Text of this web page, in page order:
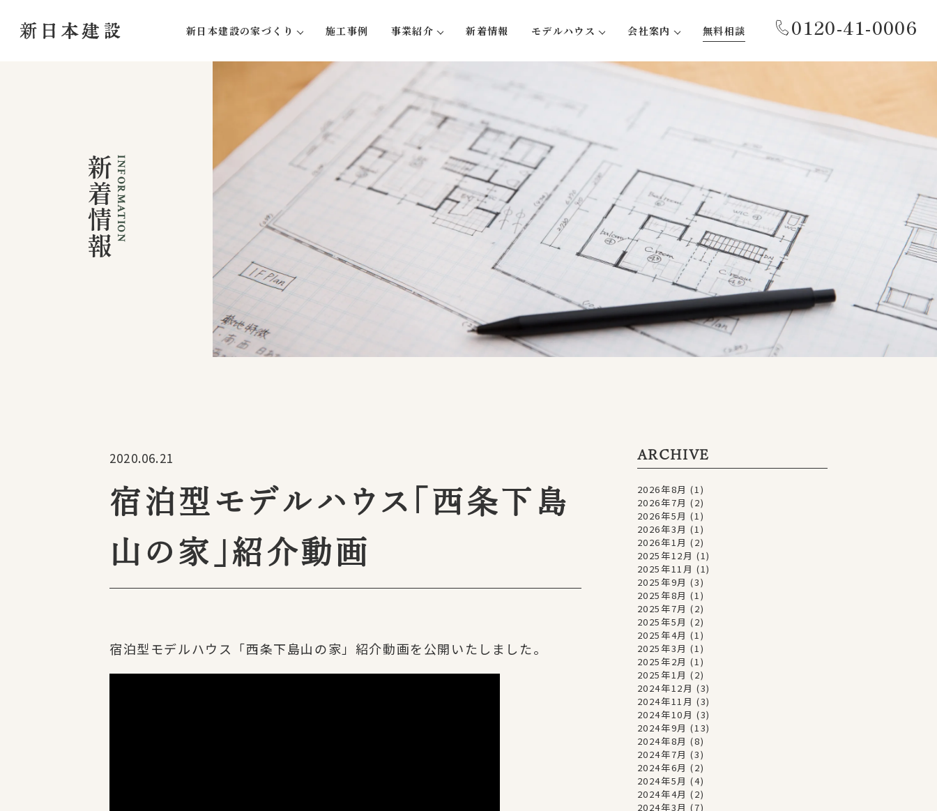
0120-41-0006
新日本建設の家づくり
新日本建設にしかできない５つのこと
施工事例 事業紹介
リフォーム・リノベーション
大型木造事業
不動産事業
新着情報 モデルハウス 会社案内 無料相談
新着情報
2020.06.21
宿泊型モデルハウス「西条下島
山の家」紹介動画
宿泊型モデルハウス「西条下島山の家」紹介動画を公開いたしました。
ARCHIVE
2026年8月 (1)
2026年7月 (2)
2026年5月 (1)
2026年3月 (1)
2026年1月 (2)
2025年12月 (1)
2025年11月 (1)
2025年9月 (3)
2025年8月 (1)
2025年7月 (2)
2025年5月 (2)
2025年4月 (1)
2025年3月 (1)
2025年2月 (1)
2025年1月 (2)
2024年12月 (3)
2024年11月 (3)
2024年10月 (3)
2024年9月 (13)
2024年8月 (8)
2024年7月 (3)
2024年6月 (2)
2024年5月 (4)
2024年4月 (2)
2024年3月 (7)